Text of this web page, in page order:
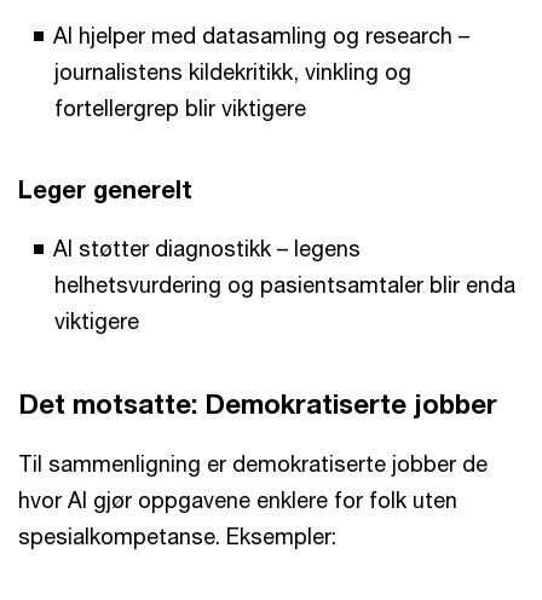
AI hjelper med datasamling og research –
journalistens kildekritikk, vinkling og
fortellergrep blir viktigere
Leger generelt
AI støtter diagnostikk – legens
helhetsvurdering og pasientsamtaler blir enda
viktigere
Det motsatte: Demokratiserte jobber
Til sammenligning er demokratiserte jobber de
hvor AI gjør oppgavene enklere for folk uten
spesialkompetanse. Eksempler: